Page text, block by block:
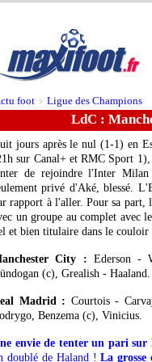
foot > Ligue des Champions
LdC :
jours après le nul (1-1) en
sur Canal+ et RMC Sport
de rejoindre l'Inter
privé d'Aké, blessé.
rapport à l'aller. Pour sa part,
un groupe au complet avec
et bien titulaire dans le couloir
City : Ederson -
(c), Grealish - Haaland.
Madrid : Courtois -
Benzema (c), Vinicius.
envie de tenter un pari
doublé de Haland !La